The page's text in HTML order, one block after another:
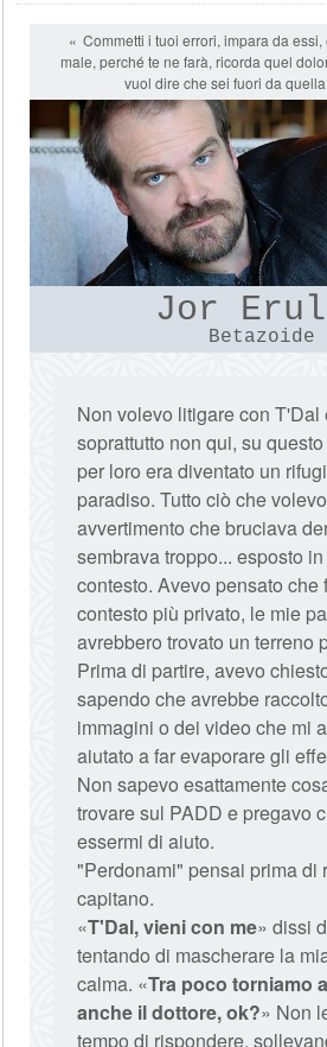
Commetti i tuoi errori, impara da
male, perché te ne farà, ricorda quel
vuol dire che sei fuori da
Jor
Betazoide
Non volevo litigare con T'Dal
soprattutto non qui, su
per loro era diventato un
paradiso. Tutto ciò che
avvertimento che bruciava
sembrava troppo... esposto
contesto. Avevo pensato che
contesto più privato, le mie
avrebbero trovato un terreno
Prima di partire, avevo
sapendo che avrebbe
immagini o dei video che mi
aiutato a far evaporare gli
Non sapevo esattamente
trovare sul PADD e pregavo
essermi di aiuto.
"Perdonami" pensai prima di
capitano.
«T'Dal, vieni con me» dissi
tentando di mascherare la
calma. «Tra poco torniamo
anche il dottore, ok?» Non
tempo di rispondere,